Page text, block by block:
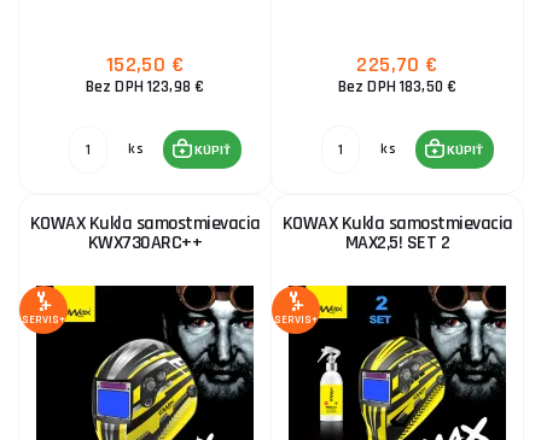
u dodávateľa
KÚPIŤ 159,90 €
KOWAX Kukla samostmievacia KWX730ARC++ SET
SKLADOM u dodávateľa
KÚPIŤ 188,20 €
152,50 €
Bez DPH 123,98 €
ks KÚPIŤ
225,70 €
Bez DPH 183,50 €
ks KÚPIŤ
KOWAX Kukla samostmievacia
KWX730ARC++
SERVIS+
KOWAX Kukla samostmievacia
MAX2,5! SET 2
SERVIS+